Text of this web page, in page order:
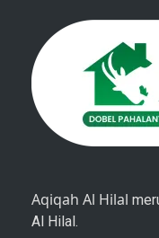
Aqiqah Al Hilal
Al Hilal.